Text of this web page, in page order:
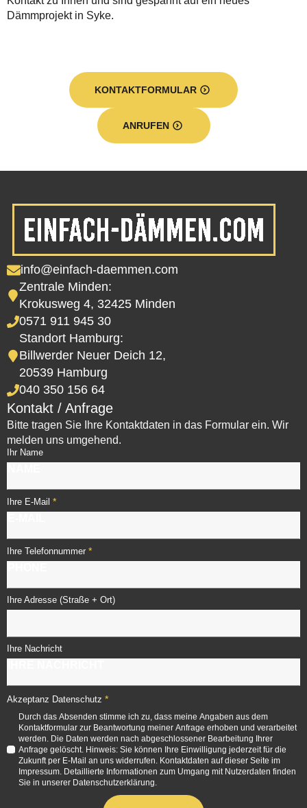
Dämmprojekt in Syke.
KONTAKTFORMULAR
ANRUFEN
info@einfach-daemmen.com
Zentrale Minden:
Krokusweg 4, 32425 Minden
0571 911 945 30
Standort Hamburg:
Billwerder Neuer Deich 12,
20539 Hamburg
040 350 156 64
Kontakt / Anfrage
Bitte tragen Sie Ihre Kontaktdaten in das Formular ein. Wir
melden uns umgehend.
Ihr Name
Ihre E-Mail *
Ihre Telefonnummer *
Ihre Adresse (Straße + Ort)
Ihre Nachricht
Akzeptanz Datenschutz *
Durch das Absenden stimme ich zu, dass meine Angaben aus dem
Kontaktformular zur Beantwortung meiner Anfrage erhoben und verarbeitet
werden. Die Daten werden nach abgeschlossener Bearbeitung Ihrer
Anfrage gelöscht. Hinweis: Sie können Ihre Einwilligung jederzeit für die
Zukunft per E-Mail an uns widerrufen. Kontaktdaten auf dieser Seite im
Impressum. Detaillierte Informationen zum Umgang mit Nutzerdaten finden
Sie in unserer Datenschutzerklärung.